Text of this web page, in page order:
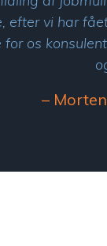
efter vi har
os
–